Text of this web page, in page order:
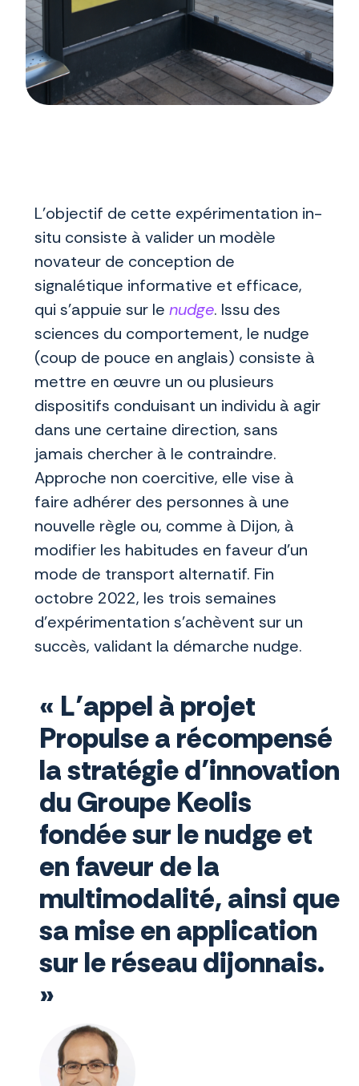
L’objectif de cette expérimentation in-
situ consiste à valider un modèle
novateur de conception de
signalétique informative et efficace,
qui s’appuie sur le nudge. Issu des
sciences du comportement, le nudge
(coup de pouce en anglais) consiste à
mettre en œuvre un ou plusieurs
dispositifs conduisant un individu à agir
dans une certaine direction, sans
jamais chercher à le contraindre.
Approche non coercitive, elle vise à
faire adhérer des personnes à une
nouvelle règle ou, comme à Dijon, à
modifier les habitudes en faveur d’un
mode de transport alternatif. Fin
octobre 2022, les trois semaines
d’expérimentation s’achèvent sur un
succès, validant la démarche nudge.
« L’appel à projet
Propulse a récompensé
la stratégie d’innovation
du Groupe Keolis
fondée sur le nudge et
en faveur de la
multimodalité, ainsi que
sa mise en application
sur le réseau dijonnais.
»